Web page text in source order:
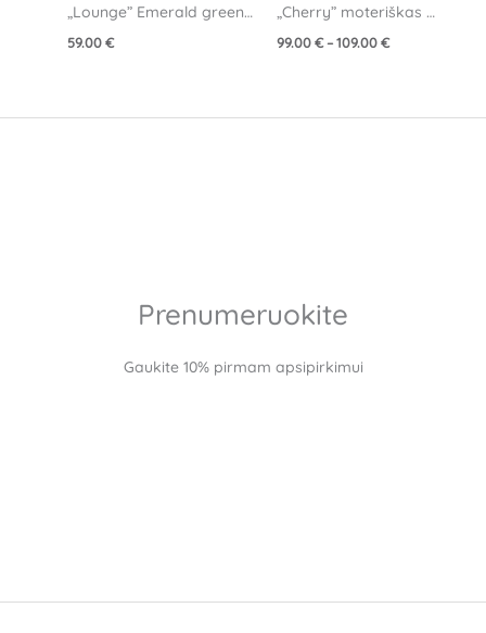
„Lounge” Emerald green
59.00€
„Cherry” moteriškas
99.00€–109.00€
Prenumeruokite
Gaukite 10% pirmam apsipirkimui